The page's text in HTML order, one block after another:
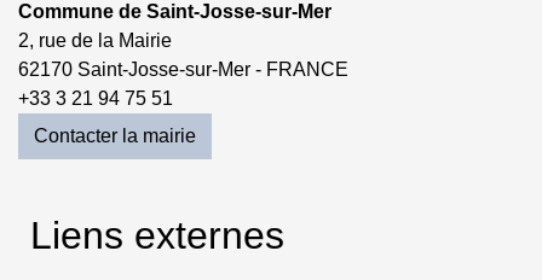
Commune de Saint-Josse-sur-Mer
2, rue de la Mairie
62170 Saint-Josse-sur-Mer - FRANCE
+33 3 21 94 75 51
Contacter la mairie
Liens externes